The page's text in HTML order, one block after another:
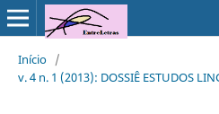
Início /
v. 4 n. 1 (2013): DOSSIÊ ESTUDOS